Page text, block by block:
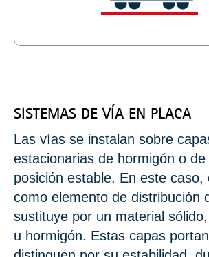
SISTEMAS DE VÍA EN PLACA
Las vías se instalan sobre
estacionarias de hormigón o
posición estable. En este caso,
como elemento de distribución
sustituye por un material
u hormigón. Estas capas